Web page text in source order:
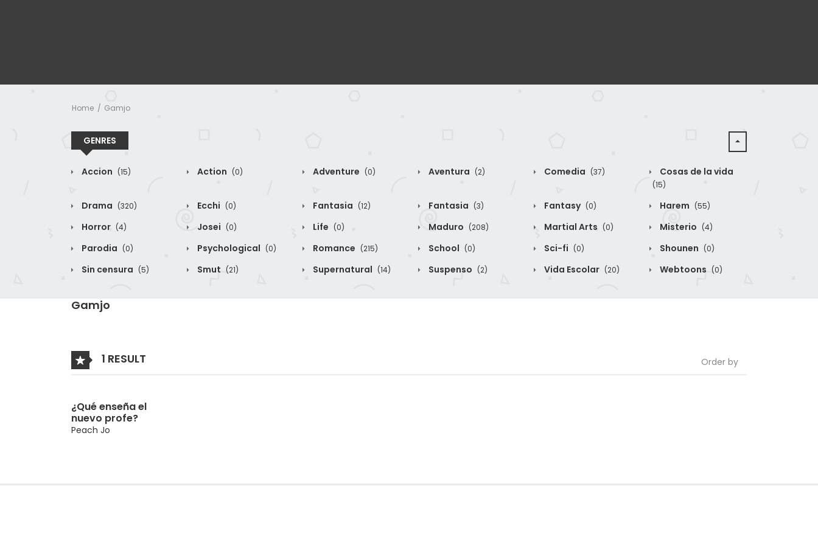
Home Gamjo
GENRES
Accion (15) Action (0) Adventure (0) Aventura (2) Comedia (37) Cosas de la vida
(15)
Drama (320) Ecchi (0) Fantasia (12) Fantasia (3) Fantasy (0) Harem (55)
Horror (4) Josei (0) Life (0) Maduro (208) Martial Arts (0) Misterio (4)
Parodia (0) Psychological (0) Romance (215) School (0) Sci-fi (0) Shounen (0)
Sin censura (5) Smut (21) Supernatural (14) Suspenso (2) Vida Escolar (20) Webtoons (0)
Gamjo
1 RESULT Order by
¿Qué enseña el
nuevo profe?
Peach Jo